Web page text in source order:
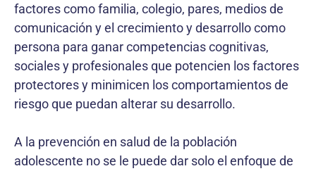
factores como familia, colegio, pares, medios de
comunicación y el crecimiento y desarrollo como
persona para ganar competencias cognitivas,
sociales y profesionales que potencien los factores
protectores y minimicen los comportamientos de
riesgo que puedan alterar su desarrollo.
A la prevención en salud de la población
adolescente no se le puede dar solo el enfoque de